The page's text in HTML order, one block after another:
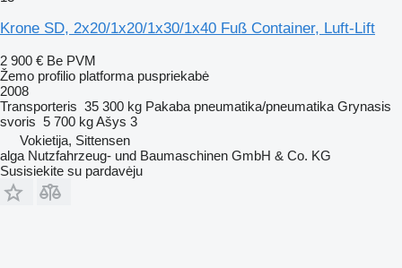
Krone SD, 2x20/1x20/1x30/1x40 Fuß Container, Luft-Lift
2 900 € Be PVM
Žemo profilio platforma puspriekabė
2008
Transporteris 35 300 kg Pakaba pneumatika/pneumatika Grynasis
svoris 5 700 kgAšys 3
Vokietija, Sittensen
alga Nutzfahrzeug- und Baumaschinen GmbH & Co. KG
Susisiekite su pardavėju